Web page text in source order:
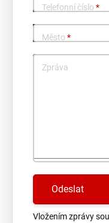
Telefonní číslo *
Město *
Zpráva
Vložením zprávy